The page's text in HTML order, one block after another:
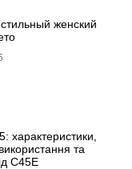
женский
характеристики,
та
C45E